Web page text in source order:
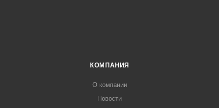
КОМПАНИЯ
О компании
Новости